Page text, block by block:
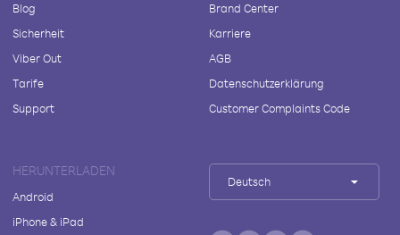
Blog
Sicherheit
Viber Out
Tarife
Support
Brand Center
Karriere
AGB
Datenschutzerklärung
Customer Complaints Code
HERUNTERLADEN
Android
iPhone & iPad
Deutsch